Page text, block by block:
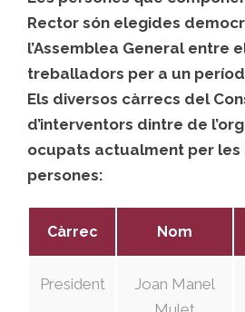
Rector són elegides
l’Assemblea General entre
treballadors per a un
Els diversos càrrecs del
d’interventors dintre de
ocupats actualment per les
persones:
Càrrec Nom
President
Joan Manel